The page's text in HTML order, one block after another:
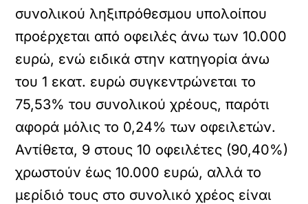
συνολικού ληξιπρόθεσμου υπολοίπου
προέρχεται από οφειλές άνω των 10.000
ευρώ, ενώ ειδικά στην κατηγορία άνω
του 1 εκατ. ευρώ συγκεντρώνεται το
75,53% του συνολικού χρέους, παρότι
αφορά μόλις το 0,24% των οφειλετών.
Αντίθετα, 9 στους 10 οφειλέτες (90,40%)
χρωστούν έως 10.000 ευρώ, αλλά το
μερίδιό τους στο συνολικό χρέος είναι